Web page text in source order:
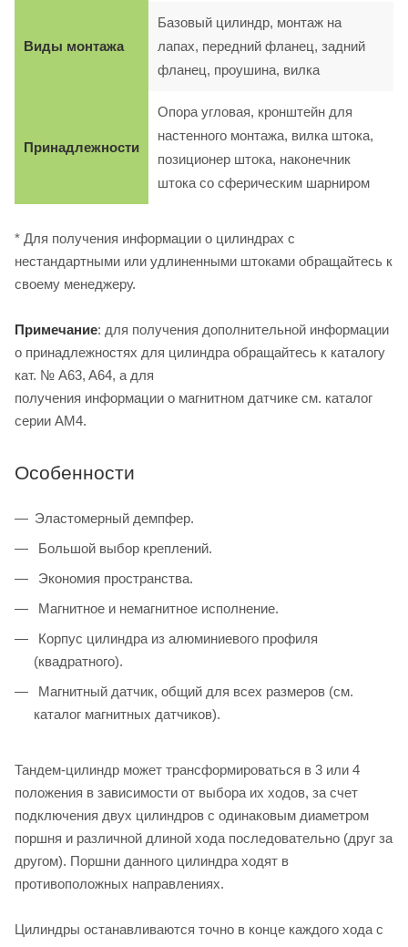
Виды монтажа
Базовый цилиндр, монтаж на
лапах, передний фланец, задний
фланец, проушина, вилка
Принадлежности
Опора угловая, кронштейн для
настенного монтажа, вилка штока,
позиционер штока, наконечник
штока со сферическим шарниром
* Для получения информации о цилиндрах с
нестандартными или удлиненными штоками обращайтесь к
своему менеджеру.
Примечание: для получения дополнительной информации
о принадлежностях для цилиндра обращайтесь к каталогу
кат. № A63, A64, а для
получения информации о магнитном датчике см. каталог
серии AM4.
Особенности
Эластомерный демпфер.
Большой выбор креплений.
Экономия пространства.
Магнитное и немагнитное исполнение.
Корпус цилиндра из алюминиевого профиля
(квадратного).
Магнитный датчик, общий для всех размеров (см.
каталог магнитных датчиков).
Тандем-цилиндр может трансформироваться в 3 или 4
положения в зависимости от выбора их ходов, за счет
подключения двух цилиндров с одинаковым диаметром
поршня и различной длиной хода последовательно (друг за
другом). Поршни данного цилиндра ходят в
противоположных направлениях.
Цилиндры останавливаются точно в конце каждого хода с